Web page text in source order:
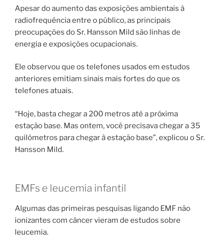
Apesar do aumento das exposições ambientais à
radiofrequência entre o público, as principais
preocupações do Sr. Hansson Mild são linhas de
energia e exposições ocupacionais.
Ele observou que os telefones usados ​​em estudos
anteriores emitiam sinais mais fortes do que os
telefones atuais.
“Hoje, basta chegar a 200 metros até a próxima
estação base. Mas ontem, você precisava chegar a 35
quilômetros para chegar à estação base”, explicou o Sr.
Hansson Mild.
EMFs e leucemia infantil
Algumas das primeiras pesquisas ligando EMF não
ionizantes com câncer vieram de estudos sobre
leucemia.